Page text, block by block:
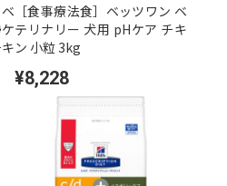
［食事療法食］ベッツワン ベ
テリナリー 犬用 pHケア チキ
ン 小粒 3kg
¥8,228